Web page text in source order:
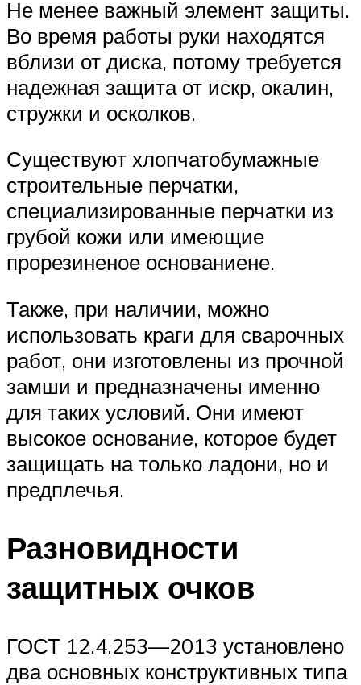
Не менее важный элемент защиты.
Во время работы руки находятся
вблизи от диска, потому требуется
надежная защита от искр, окалин,
стружки и осколков.
Существуют хлопчатобумажные
строительные перчатки,
специализированные перчатки из
грубой кожи или имеющие
прорезиненое основаниене.
Также, при наличии, можно
использовать краги для сварочных
работ, они изготовлены из прочной
замши и предназначены именно
для таких условий. Они имеют
высокое основание, которое будет
защищать на только ладони, но и
предплечья.
Разновидности
защитных очков
ГОСТ 12.4.253—2013 установлено
два основных конструктивных типа